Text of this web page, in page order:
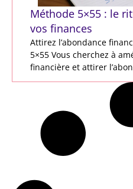
Méthode 5×55 : le
vos finances
Attirez l’abondance
5×55 Vous cherchez à
financière et attirer